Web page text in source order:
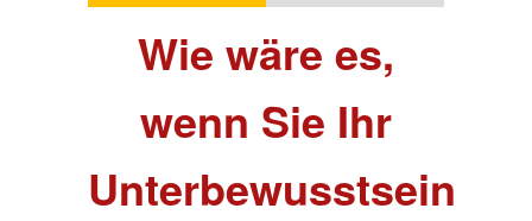
Wie wäre es,
wenn Sie Ihr
Unterbewusstsein